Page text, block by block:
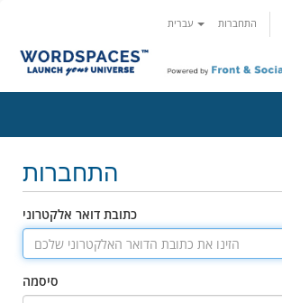
התחברות
התחברות
כתובת דואר אלקטרוני
סיסמה